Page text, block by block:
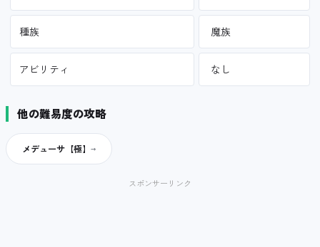
種族 魔族
アビリティ なし
他の難易度の攻略
メデューサ【極】
スポンサーリンク